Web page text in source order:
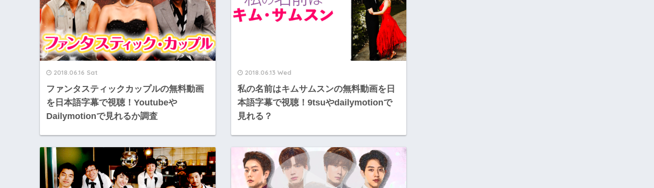
2018.06.16 Sat
ファンタスティックカップルの無料動画
を日本語字幕で視聴！Youtubeや
Dailymotionで見れるか調査
2018.06.13 Wed
私の名前はキムサムスンの無料動画を日
本語字幕で視聴！9tsuやdailymotionで
見れる？